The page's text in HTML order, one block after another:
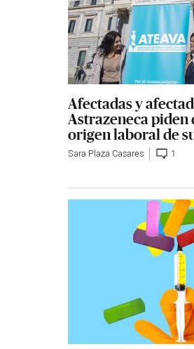
Afectadas y
Astrazeneca piden
origen laboral de
Sara Plaza Casares 1